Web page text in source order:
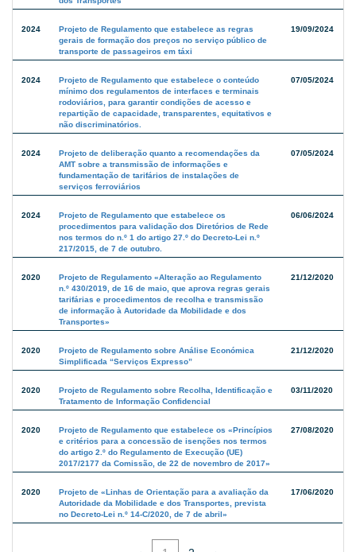
2024
Projeto de Regulamento que estabelece as regras
gerais de formação dos preços no serviço público de
transporte de passageiros em táxi
19/09/2024
2024
Projeto de Regulamento que estabelece o conteúdo
mínimo dos regulamentos de interfaces e terminais
rodoviários, para garantir condições de acesso e
repartição de capacidade, transparentes, equitativos e
não discriminatórios.
07/05/2024
2024
Projeto de deliberação quanto a recomendações da
AMT sobre a transmissão de informações e
fundamentação de tarifários de instalações de
serviços ferroviários
07/05/2024
2024
Projeto de Regulamento que estabelece os
procedimentos para validação dos Diretórios de Rede
nos termos do n.º 1 do artigo 27.º do Decreto-Lei n.º
217/2015, de 7 de outubro.
06/06/2024
2020
Projeto de Regulamento «Alteração ao Regulamento
n.º 430/2019, de 16 de maio, que aprova regras gerais
tarifárias e procedimentos de recolha e transmissão
de informação à Autoridade da Mobilidade e dos
Transportes»
21/12/2020
2020
Projeto de Regulamento sobre Análise Económica
Simplificada “Serviços Expresso”
21/12/2020
2020
Projeto de Regulamento sobre Recolha, Identificação e
Tratamento de Informação Confidencial
03/11/2020
2020
Projeto de Regulamento que estabelece os «Princípios
e critérios para a concessão de isenções nos termos
do artigo 2.º do Regulamento de Execução (UE)
2017/2177 da Comissão, de 22 de novembro de 2017»
27/08/2020
2020
Projeto de «Linhas de Orientação para a avaliação da
Autoridade da Mobilidade e dos Transportes, prevista
no Decreto-Lei n.º 14-C/2020, de 7 de abril»
17/06/2020